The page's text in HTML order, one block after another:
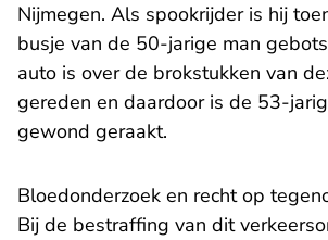
Nijmegen. Als spookrijder is hij
busje van de 50-jarige man
auto is over de brokstukken van
gereden en daardoor is de 53-
gewond geraakt.
Bloedonderzoek en recht op
Bij de bestraffing van dit